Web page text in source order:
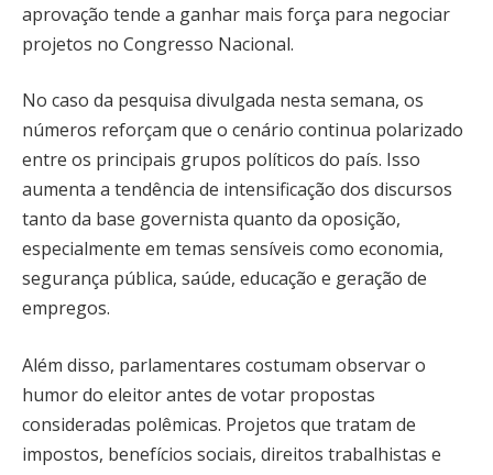
aprovação tende a ganhar mais força para negociar
projetos no Congresso Nacional.
No caso da pesquisa divulgada nesta semana, os
números reforçam que o cenário continua polarizado
entre os principais grupos políticos do país. Isso
aumenta a tendência de intensificação dos discursos
tanto da base governista quanto da oposição,
especialmente em temas sensíveis como economia,
segurança pública, saúde, educação e geração de
empregos.
Além disso, parlamentares costumam observar o
humor do eleitor antes de votar propostas
consideradas polêmicas. Projetos que tratam de
impostos, benefícios sociais, direitos trabalhistas e